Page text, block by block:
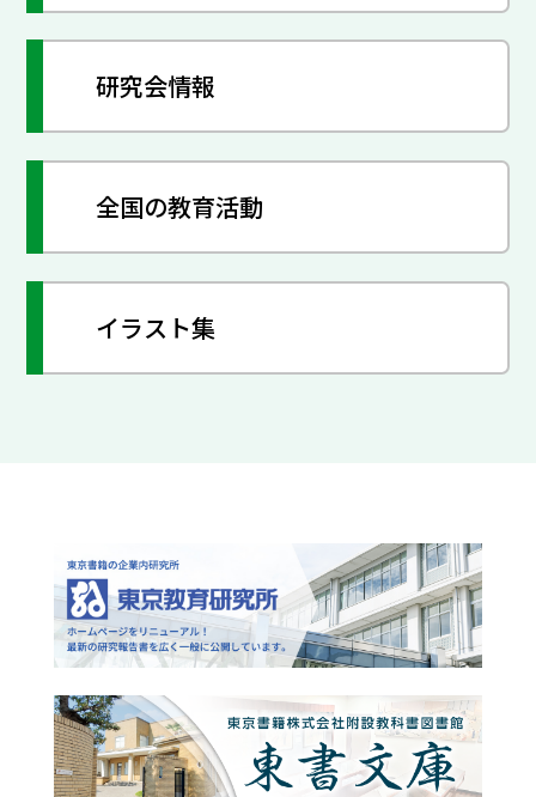
研究会情報
全国の教育活動
イラスト集